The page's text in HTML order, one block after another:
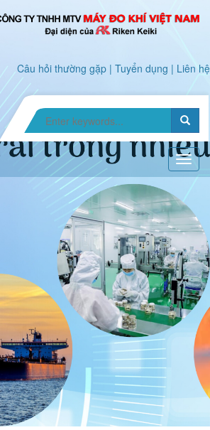
Câu hỏi thường gặp | Tuyển dụng | Liên hệ